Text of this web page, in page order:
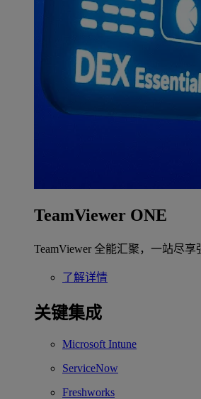
TeamViewer ONE
TeamViewer 全能汇聚，一站尽享
了解详情
关键集成
Microsoft Intune
ServiceNow
Freshworks